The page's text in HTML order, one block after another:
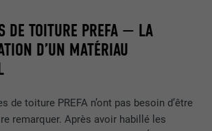
DE TOITURE PREFA — LA
D’UN MATÉRIAU
de toiture PREFA n’ont pas besoin d’être
remarquer. Après avoir habillé les
cookie_optin
Sgalinski
Ce cookie est essentiel au
Enregistre un identifiant unique utilisé
pour générer des données statistiques
sur la manière dont l'utilisateur utilise le
_gat
les visiteurs à travers les sites Internet.
sont acceptés, l'accès aux contenus des
de réseaux sociaux ne nécessite plus de
NID
informations relatives aux cookies